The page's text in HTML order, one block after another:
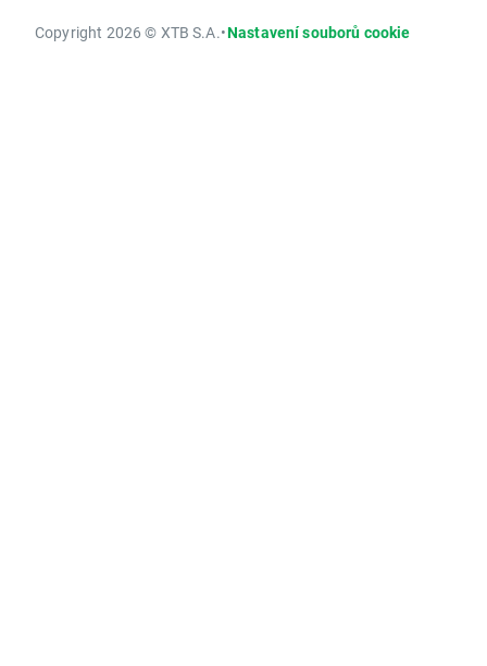
Copyright 2026 © XTB S.A.•Nastavení souborů cookie